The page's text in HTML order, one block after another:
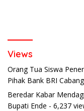
Views
Orang Tua Siswa
Pihak Bank BRI
Beredar Kabar
Bupati Ende - 6,237